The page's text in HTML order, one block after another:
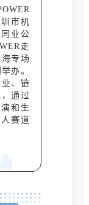
市机
业公
走
专场
办。
、链
通过
和生
赛道